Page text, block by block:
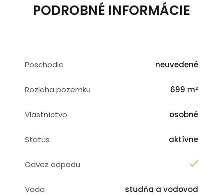
PODROBNÉ INFORMÁCIE
Poschodie neuvedené
Rozloha pozemku 699 m²
Vlastníctvo osobné
Status aktívne
Odvoz odpadu
Voda studňa a vodovod